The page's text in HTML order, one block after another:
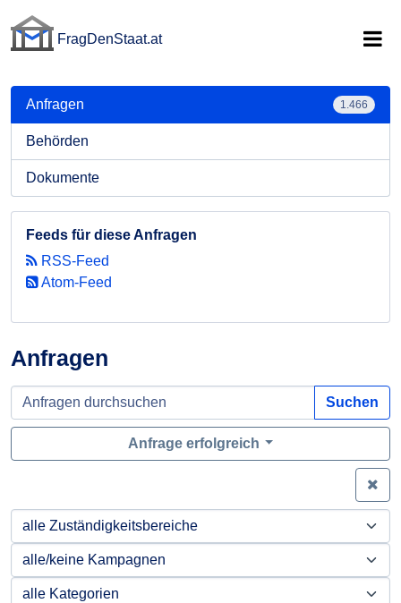
FragDenStaat.at
Anfragen
Suchen
Anfrage erfolgreich
Anfragen 1.466
Behörden
Dokumente
Feeds für diese Anfragen
RSS-Feed
Atom-Feed